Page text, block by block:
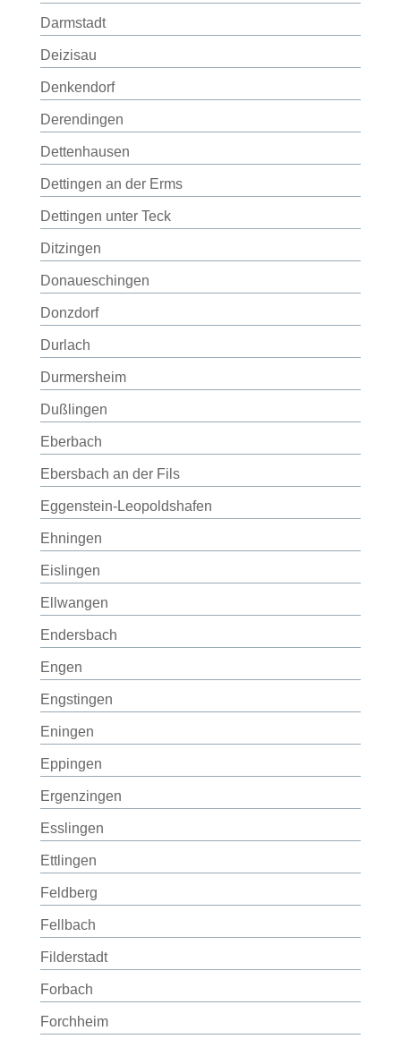
Darmstadt
Deizisau
Denkendorf
Derendingen
Dettenhausen
Dettingen an der Erms
Dettingen unter Teck
Ditzingen
Donaueschingen
Donzdorf
Durlach
Durmersheim
Dußlingen
Eberbach
Ebersbach an der Fils
Eggenstein-Leopoldshafen
Ehningen
Eislingen
Ellwangen
Endersbach
Engen
Engstingen
Eningen
Eppingen
Ergenzingen
Esslingen
Ettlingen
Feldberg
Fellbach
Filderstadt
Forbach
Forchheim